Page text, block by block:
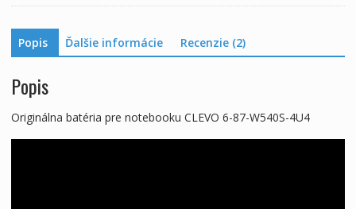
Popis Ďalšie informácie Recenzie (2)
Popis
Originálna batéria pre notebooku CLEVO 6-87-W540S-4U4